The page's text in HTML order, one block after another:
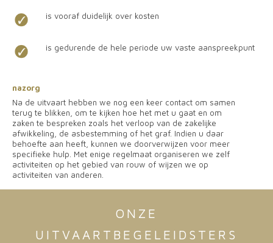
is vooraf duidelijk over kosten
is gedurende de hele periode uw vaste aanspreekpunt
nazorg
Na de uitvaart hebben we nog een keer contact om samen
terug te blikken, om te kijken hoe het met u gaat en om
zaken te bespreken zoals het verloop van de zakelijke
afwikkeling, de asbestemming of het graf. Indien u daar
behoefte aan heeft, kunnen we doorverwijzen voor meer
specifieke hulp. Met enige regelmaat organiseren we zelf
activiteiten op het gebied van rouw of wijzen we op
activiteiten van anderen.
ONZE
UITVAARTBEGELEIDSTERS